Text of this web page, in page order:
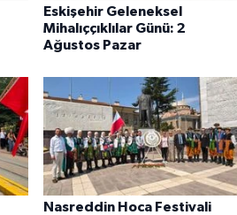
Eskişehir Geleneksel
Mihalıççıklılar Günü: 2
Ağustos Pazar
Nasreddin Hoca Festivali